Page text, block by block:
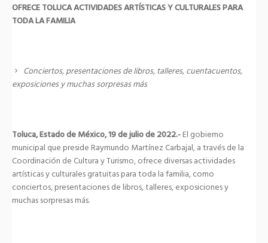
OFRECE TOLUCA ACTIVIDADES ARTÍSTICAS Y CULTURALES PARA
TODA LA FAMILIA
Conciertos, presentaciones de libros, talleres, cuentacuentos,
exposiciones y muchas sorpresas más
Toluca, Estado de México, 19 de julio de 2022.-El gobierno
municipal que preside Raymundo Martínez Carbajal, a través de la
Coordinación de Cultura y Turismo, ofrece diversas actividades
artísticas y culturales gratuitas para toda la familia, como
conciertos, presentaciones de libros, talleres, exposiciones y
muchas sorpresas más.